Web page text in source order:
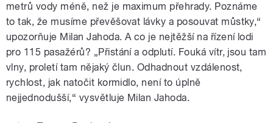
metrů vody méně, než je maximum přehrady. Poznáme
to tak, že musíme převěšovat lávky a posouvat můstky,“
upozorňuje Milan Jahoda. A co je nejtěžší na řízení lodi
pro 115 pasažérů? „Přistání a odplutí. Fouká vítr, jsou tam
vlny, proletí tam nějaký člun. Odhadnout vzdálenost,
rychlost, jak natočit kormidlo, není to úplně
nejjednodušší,“ vysvětluje Milan Jahoda.